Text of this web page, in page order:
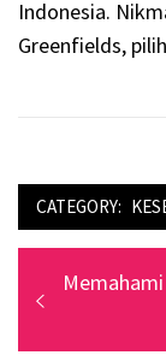
Indonesia.
Greenfields,
CATEGORY:
Navigasi
pos
Previous